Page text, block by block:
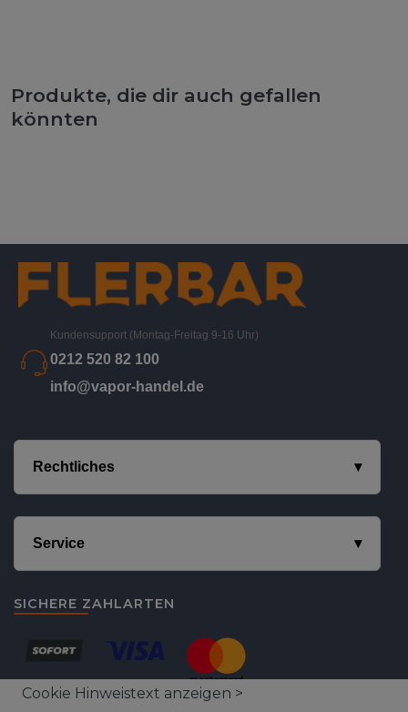
Produkte, die dir auch gefallen
könnten
Kundensupport (Montag-Freitag 9-16 Uhr)
0212 520 82 100
info@vapor-handel.de
Rechtliches
Service
SICHERE ZAHLARTEN
Cookie Hinweistext anzeigen >